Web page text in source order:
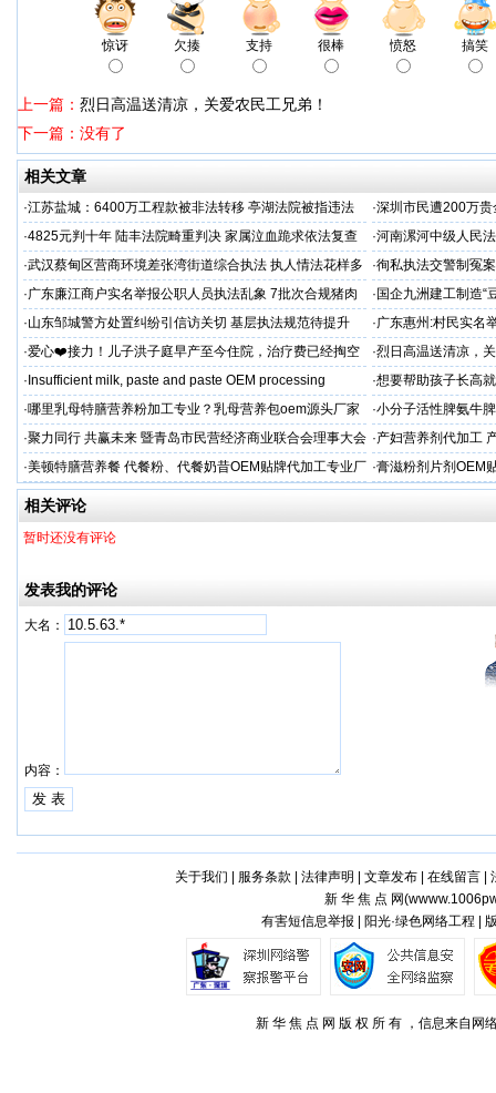
惊讶 欠揍 支持 很棒 愤怒 搞笑
上一篇： 烈日高温送清凉，关爱农民工兄弟！
下一篇：没有了
相关文章
·江苏盐城：6400万工程款被非法转移 亭湖法院被指违法
后拒不纠错
·深圳市民遭200万
呼吁督办纠偏
·4825元判十年 陆丰法院畸重判决 家属泣血跪求依法复查 ·河南漯河中级人民
·武汉蔡甸区营商环境差张湾街道综合执法 执人情法花样多
沦为恶意竞争的工具
·徇私执法交警制冤
控还我清白
·广东廉江商户实名举报公职人员执法乱象 7批次合规猪肉
遭违法查扣 市场垄断与利益输送疑云重重
· 国企九洲建工制造“
空文
·山东邹城警方处置纠纷引信访关切 基层执法规范待提升 ·广东惠州:村民实名
平兜底？
·爱心❤️接力！儿子洪子庭早产至今住院，治疗费已经掏空
家庭，恳请好心人帮助！
·烈日高温送清凉，
· Insufficient milk, paste and paste OEM processing ·想要帮助孩子长高
工厂？
·哪里乳母特膳营养粉加工专业？乳母营养包oem源头厂家 ·小分子活性脾氨牛
格
·聚力同行 共赢未来 暨青岛市民营经济商业联合会理事大会 ·产妇营养剂代加工
厂
·美顿特膳营养餐 代餐粉、代餐奶昔OEM贴牌代加工专业厂
家
·膏滋粉剂片剂OEM
相关评论
暂时还没有评论
发表我的评论
大名：
内容：
关于我们 服务条款 法律声明 文章发布| 在线留言|
新 华 焦 点 网(
有害短信息举报 | 阳光·绿色网络工程 |
新 华 焦 点 网 版 权 所 有 ，信息来自网